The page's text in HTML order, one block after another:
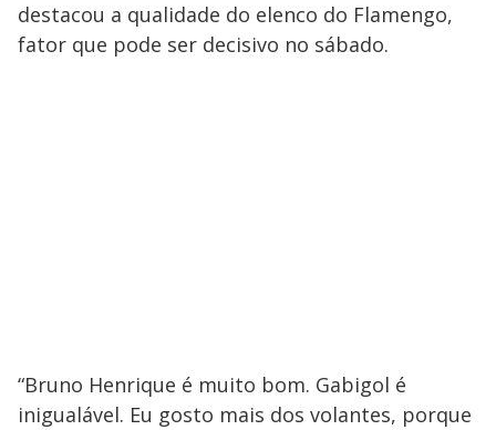
destacou a qualidade do elenco do Flamengo,
fator que pode ser decisivo no sábado.
“Bruno Henrique é muito bom. Gabigol é
inigualável. Eu gosto mais dos volantes, porque